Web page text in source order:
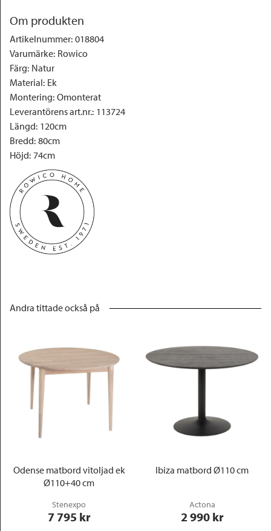
Om produkten
Artikelnummer: 018804
Varumärke: Rowico
Färg: Natur
Material: Ek
Montering: Omonterat
Leverantörens art.nr.: 113724
Längd: 120cm
Bredd: 80cm
Höjd: 74cm
Andra tittade också på
Odense matbord vitoljad ek
Ø110+40 cm
Stenexpo
7 795 kr
Ibiza matbord Ø110 cm
Actona
2 990 kr